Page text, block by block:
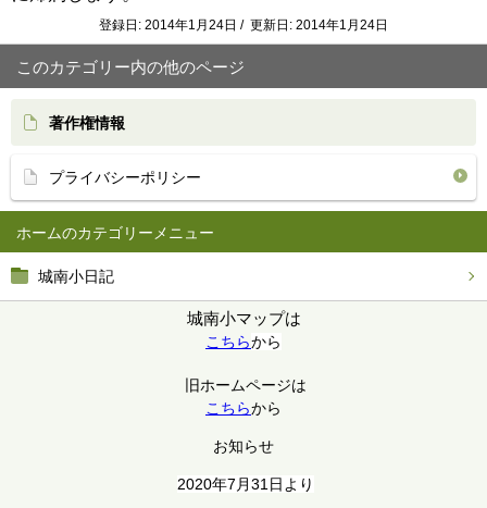
ホーム
城南小日記
城南小マップは
こちらから
旧ホームページは
こちらから
お知らせ
2020年7月31日より
登録日: 2014年1月24日 / 更新日: 2014年1月24日
このカテゴリー内の他のページ
著作権情報
プライバシーポリシー